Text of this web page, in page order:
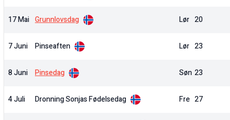
17 Mai Grunnlovsdag Lør 20
7 Juni Pinseaften Lør 23
8 Juni Pinsedag Søn 23
4 Juli Dronning Sonjas Fødelsedag Fre 27